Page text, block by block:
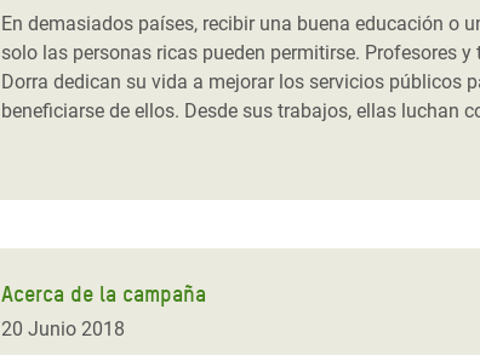
En demasiados países, recibir una buena educación o
solo las personas ricas pueden permitirse. Profesores
Dorra dedican su vida a mejorar los servicios públicos
beneficiarse de ellos. Desde sus trabajos, ellas luchan
Acerca de la campaña
20 Junio 2018